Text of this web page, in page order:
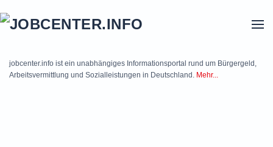
jobcenter.info ist ein unabhängiges Informationsportal rund um Bürgergeld,
Arbeitsvermittlung und Sozialleistungen in Deutschland. Mehr...